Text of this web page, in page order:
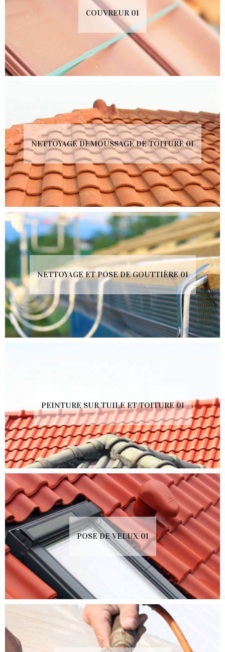
COUVREUR 01
NETTOYAGE DEMOUSSAGE DE TOITURE 01
NETTOYAGE ET POSE DE GOUTTIÈRE 01
PEINTURE SUR TUILE ET TOITURE 01
POSE DE VELUX 01